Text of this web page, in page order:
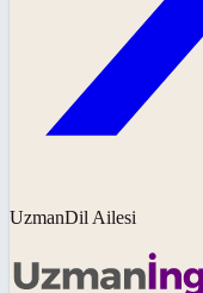
UzmanDil Ailesi